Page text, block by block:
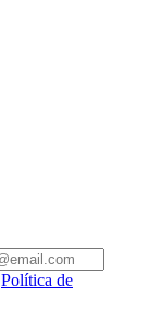
Política de